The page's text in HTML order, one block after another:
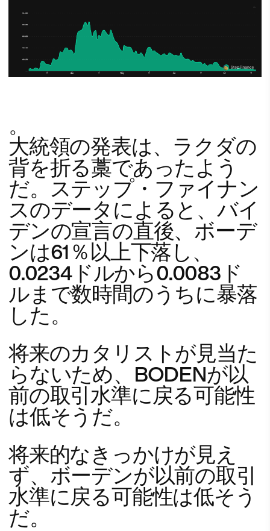
。
大統領の発表は、ラクダの
背を折る藁であったよう
だ。 ステップ・ファイナン
スのデータ によると、バイ
デンの宣言の直後、ボーデ
ンは61％以上下落し、
0.0234ドルから0.0083ド
ルまで数時間のうちに暴落
した。
将来のカタリストが見当た
らないため、BODENが以
前の取引水準に戻る可能性
は低そうだ。
将来的なきっかけが見え
ず、ボーデンが以前の取引
水準に戻る可能性は低そう
だ。